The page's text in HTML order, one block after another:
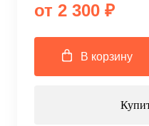
от 2 300 ₽
В корзину